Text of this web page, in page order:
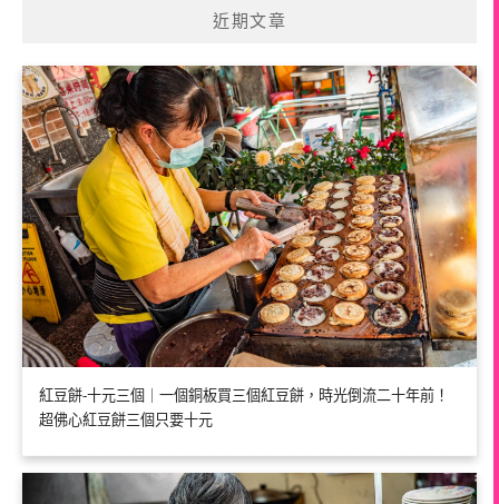
近期文章
紅豆餅-十元三個｜一個銅板買三個紅豆餅，時光倒流二十年前！
超佛心紅豆餅三個只要十元